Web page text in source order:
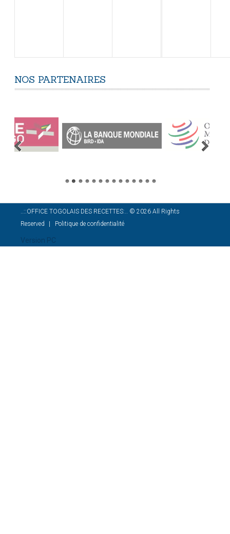
NOS PARTENAIRES
..::OFFICE TOGOLAIS DES RECETTES:.. © 2026 All Rights
Reserved
Politique de confidentialité
Version PC